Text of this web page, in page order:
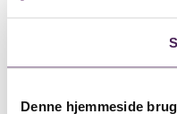
Denne hjemmeside